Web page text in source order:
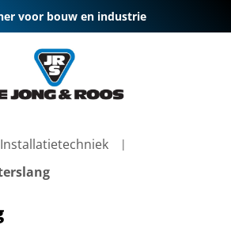
voor bouw en industrie
Installatietechniek